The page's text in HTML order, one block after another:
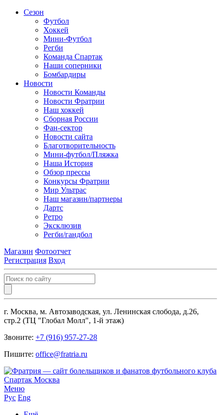
Сезон
Футбол
Хоккей
Мини-Футбол
Регби
Команда Спартак
Наши соперники
Бомбардиры
Новости
Новости Команды
Новости Фратрии
Наш хоккей
Сборная России
Фан-cектор
Новости сайта
Благотворительность
Мини-футбол/Пляжка
Наша История
Обзор прессы
Конкурсы Фратрии
Мир Ультрас
Наш магазин/партнеры
Дартс
Ретро
Эксклюзив
Регби/гандбол
Магазин Фотоотчет
Регистрация Вход
г. Москва, м. Автозаводская, ул. Ленинская слобода, д.26,
стр.2 (ТЦ "Глобал Молл", 1-й этаж)
Звоните: +7 (916) 957-27-28
Пишите: office@fratria.ru
Меню
Рус Eng